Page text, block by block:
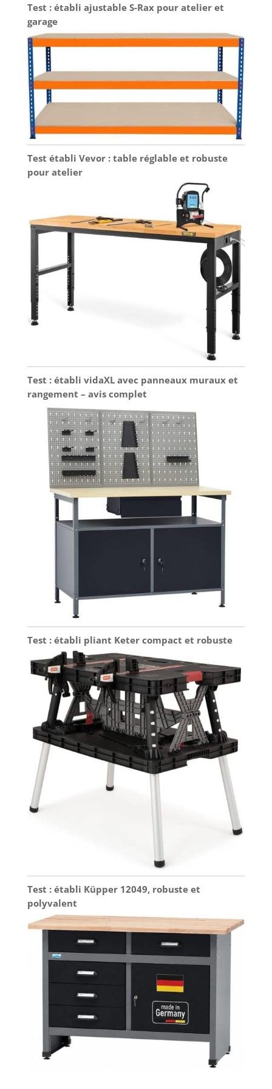
supplémentaire pour vos outils. Une clé plate
Test : établi ajustable S-Rax pour atelier et
garage
Test établi Vevor : table réglable et robuste
pour atelier
Test : établi vidaXL avec panneaux muraux et
rangement – avis complet
Test : établi pliant Keter compact et robuste
Test : établi Küpper 12049, robuste et
polyvalent